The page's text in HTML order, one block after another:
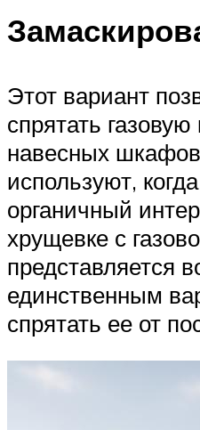
Этот вариант
спрятать
навесных
используют,
органичный
хрущевке с
представляется
единственным
спрятать ее от